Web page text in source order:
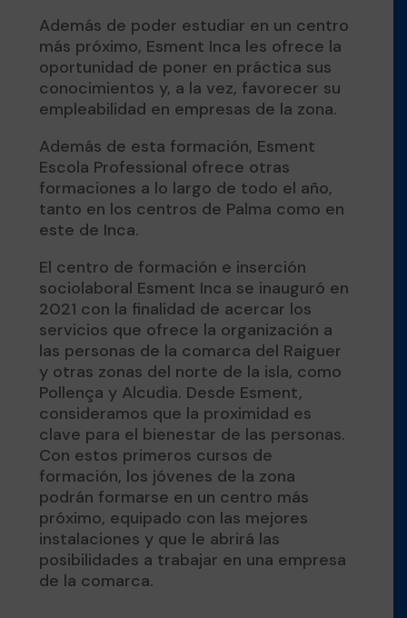
Además de poder estudiar en un centro
más próximo, Esment Inca les ofrece la
oportunidad de poner en práctica sus
conocimientos y, a la vez, favorecer su
empleabilidad en empresas de la zona.
Además de esta formación, Esment
Escola Professional ofrece otras
formaciones a lo largo de todo el año,
tanto en los centros de Palma como en
este de Inca.
El centro de formación e inserción
sociolaboral Esment Inca se inauguró en
2021 con la finalidad de acercar los
servicios que ofrece la organización a
las personas de la comarca del Raiguer
y otras zonas del norte de la isla, como
Pollença y Alcudia. Desde Esment,
consideramos que la proximidad es
clave para el bienestar de las personas.
Con estos primeros cursos de
formación, los jóvenes de la zona
podrán formarse en un centro más
próximo, equipado con las mejores
instalaciones y que le abrirá las
posibilidades a trabajar en una empresa
de la comarca.